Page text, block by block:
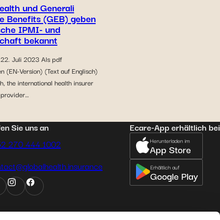
und Generali
Benefits (GEB) geben
IPMI- und
bekannt
Juli 2023 Als pdf
(EN-Version) (Text auf Englisch)
the international health insurer
Sie uns an
270 444 1002
Ecare-App erhältlich bei
Herunterladen im
App Store
Erhältlich auf
Google Play